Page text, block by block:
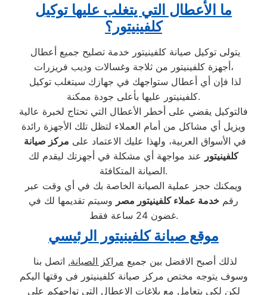
ما الأعطال التي يتغلب عليها توكيل
كلفينيتور؟
أجهزة كلفينيتور من ثلاجة وغسالات وديب فريزرات،
كلفينيتور عليها بأعلى جودة ممكنة.
فالتوكيل يقضي على أخطر الأعطال التي تحتاج لخبرة عالية
ويزيل أي مشاكل من أمام العملاء لتظل تلك الأجهزة رائدة
في الأسواق العربية، ولهذا عليك الاعتماد على مركز صيانة
كلفينيتور عند مواجهة أي مشكلة في أجهزتك ليقدم لك
الصيانة المتكافئة.
ويمكنك حجز عملية الصيانة الخاصة بك في أي وقت عبر
رقم خدمة عملاء كلفينيتور مصر وسيتم تقديمها لك في
غضون 24 ساعة فقط.
موقع صيانة كلفينيتور الرئيسي
لذلك أصبح الافضل بين جميع مراكز الصيانة, اتصل بنا
وسوف يتوجه مختص مركز صيانة كلفينيتور فى وقتها اليكم
لكن لكي يتعامل مع بلاغات الاعطال التي تواجهكم على